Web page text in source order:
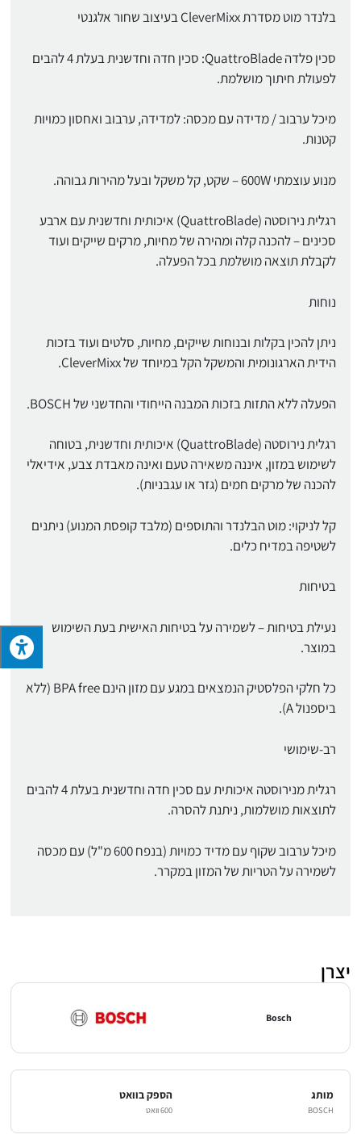
בלנדר מוט מסדרת CleverMixx בעיצוב שחור אלגנטי
סכין פלדה QuattroBlade: סכין חדה וחדשנית בעלת 4 להבים
לפעולת חיתוך מושלמת.
מיכל ערבוב / מדידה עם מכסה: למדידה, ערבוב ואחסון כמויות
קטנות.
מנוע עוצמתי 600W – שקט, קל משקל ובעל מהירות גבוהה.
רגלית נירוסטה (QuattroBlade) איכותית וחדשנית עם ארבע
סכינים – להכנה קלה ומהירה של מחיות, מרקים שייקים ועוד
לקבלת תוצאה מושלמת בכל הפעלה.
נוחות
ניתן להכין בקלות ובנוחות שייקים, מחיות, סלטים ועוד בזכות
הידית הארגונומית והמשקל הקל במיוחד של CleverMixx.
הפעלה ללא התזות בזכות המבנה הייחודי והחדשני של BOSCH.
רגלית נירוסטה (QuattroBlade) איכותית וחדשנית, בטוחה
לשימוש במזון, איננה משאירה טעם ואינה מאבדת צבע, אידיאלי
להכנה של מרקים חמים (גזר או עגבניות).
קל לניקוי: מוט הבלנדר והתוספים (מלבד קופסת המנוע) ניתנים
לשטיפה במדיח כלים.
בטיחות
נעילת בטיחות – לשמירה על בטיחות האישית בעת השימוש
במוצר.
כל חלקי הפלסטיק הנמצאים במגע עם מזון הינם BPA free (ללא
ביספנול A).
רב-שימושי
רגלית מנירוסטה איכותית עם סכין חדה וחדשנית בעלת 4 להבים
לתוצאות מושלמות, ניתנת להסרה.
מיכל ערבוב שקוף עם מדיד כמויות (בנפח 600 מ"ל) עם מכסה
לשמירה על הטריות של המזון במקרר.
יצרן
Bosch
מותג
BOSCH
הספק בוואט
600 וואט